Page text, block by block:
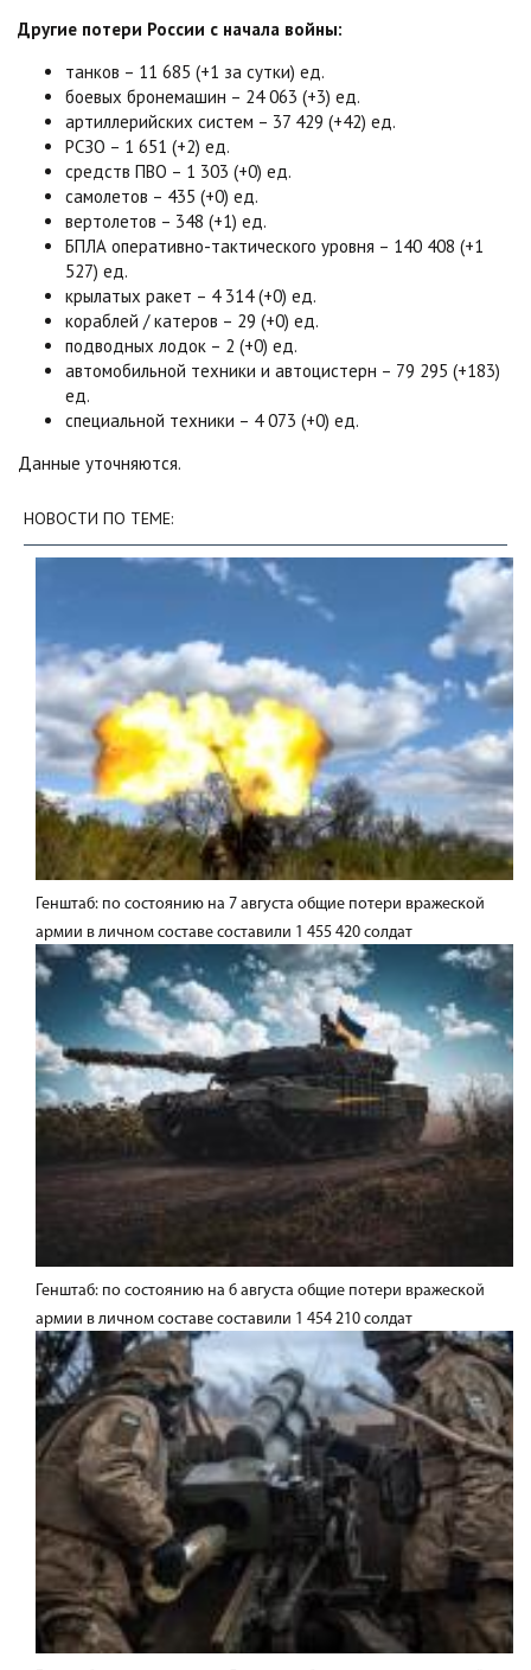
Другие потери России с начала войны:
танков – 11 685 (+1 за сутки) ед.
боевых бронемашин – 24 063 (+3) ед.
артиллерийских систем – 37 429 (+42) ед.
РСЗО – 1 651 (+2) ед.
средств ПВО – 1 303 (+0) ед.
самолетов – 435 (+0) ед.
вертолетов – 348 (+1) ед.
БПЛА оперативно-тактического уровня – 140 408 (+1
527) ед.
крылатых ракет – 4 314 (+0) ед.
кораблей / катеров – 29 (+0) ед.
подводных лодок – 2 (+0) ед.
автомобильной техники и автоцистерн – 79 295 (+183)
ед.
специальной техники – 4 073 (+0) ед.
Данные уточняются.
НОВОСТИ ПО ТЕМЕ:
Генштаб: по состоянию на 7 августа общие потери вражеской
армии в личном составе составили 1 455 420 солдат
Генштаб: по состоянию на 6 августа общие потери вражеской
армии в личном составе составили 1 454 210 солдат